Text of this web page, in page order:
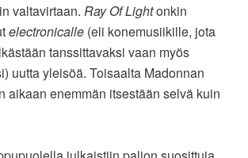
valtavirtaan. Ray Of Lightonkin
electronicalle (eli konemusiikille, jota
tanssittavaksi vaan myös
uutta yleisöä. Toisaalta Madonnan
aikaan enemmän itsestään selvä kuin